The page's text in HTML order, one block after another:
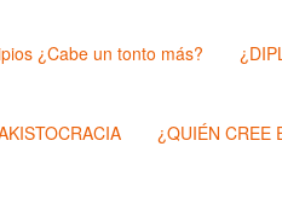
¿Cabe un tonto más?
¿QUIÉN CREE